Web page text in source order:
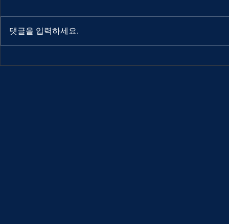
댓글을 입력하세요.